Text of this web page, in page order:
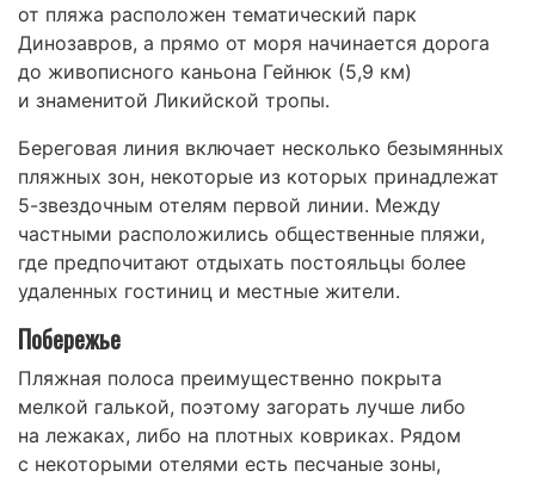
от пляжа расположен тематический парк
Динозавров, а прямо от моря начинается дорога
до живописного каньона Гейнюк (5,9 км)
и знаменитой Ликийской тропы.
Береговая линия включает несколько безымянных
пляжных зон, некоторые из которых принадлежат
5-звездочным отелям первой линии. Между
частными расположились общественные пляжи,
где предпочитают отдыхать постояльцы более
удаленных гостиниц и местные жители.
Побережье
Пляжная полоса преимущественно покрыта
мелкой галькой, поэтому загорать лучше либо
на лежаках, либо на плотных ковриках. Рядом
с некоторыми отелями есть песчаные зоны,